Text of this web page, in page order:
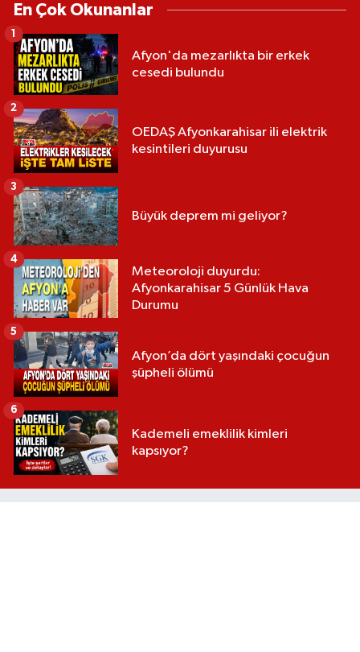
En Çok Okunanlar
Afyon'da mezarlıkta bir erkek
cesedi bulundu
1
OEDAŞ Afyonkarahisar ili elektrik
kesintileri duyurusu
2
Büyük deprem mi geliyor?
3
Meteoroloji duyurdu:
Afyonkarahisar 5 Günlük Hava
Durumu
4
Afyon’da dört yaşındaki çocuğun
şüpheli ölümü
5
Kademeli emeklilik kimleri
kapsıyor?
6